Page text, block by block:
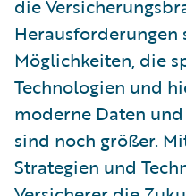
die
Möglichkeiten, die
Technologien und
moderne Daten
sind noch größer.
Strategien und